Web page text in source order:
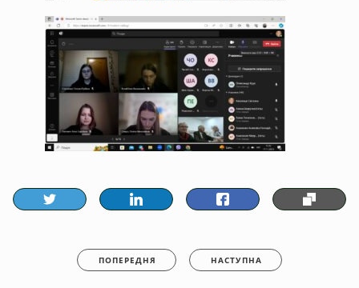
ПОПЕРЕДНЯ НАСТУПНА